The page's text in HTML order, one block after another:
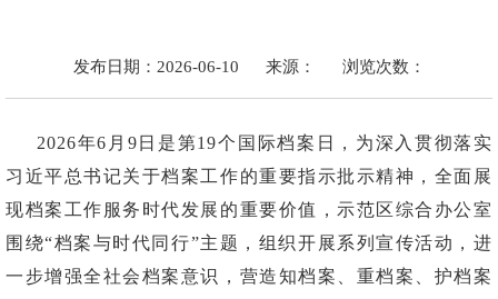
发布日期：2026-06-10 来源： 浏览次数：
2026年6月9日是第19个国际档案日，为深入贯彻落实
习近平总书记关于档案工作的重要指示批示精神，全面展
现档案工作服务时代发展的重要价值，示范区综合办公室
围绕“档案与时代同行”主题，组织开展系列宣传活动，进
一步增强全社会档案意识，营造知档案、重档案、护档案